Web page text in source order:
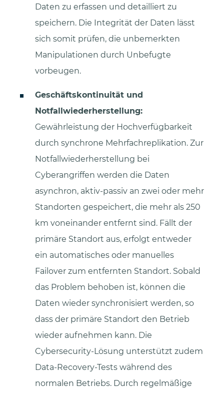
Daten zu erfassen und detailliert zu
speichern. Die Integrität der Daten lässt
sich somit prüfen, die unbemerkten
Manipulationen durch Unbefugte
vorbeugen.
Geschäftskontinuität und
Notfallwiederherstellung:
Gewährleistung der Hochverfügbarkeit
durch synchrone Mehrfachreplikation. Zur
Notfallwiederherstellung bei
Cyberangriffen werden die Daten
asynchron, aktiv-passiv an zwei oder mehr
Standorten gespeichert, die mehr als 250
km voneinander entfernt sind. Fällt der
primäre Standort aus, erfolgt entweder
ein automatisches oder manuelles
Failover zum entfernten Standort. Sobald
das Problem behoben ist, können die
Daten wieder synchronisiert werden, so
dass der primäre Standort den Betrieb
wieder aufnehmen kann. Die
Cybersecurity-Lösung unterstützt zudem
Data-Recovery-Tests während des
normalen Betriebs. Durch regelmäßige